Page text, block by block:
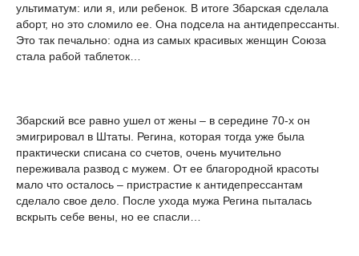
ультиматум: или я, или ребенок. В итоге Збарская сделала
аборт, но это сломило ее. Она подсела на антидепрессанты.
Это так печально: одна из самых красивых женщин Союза
стала рабой таблеток…
Збарский все равно ушел от жены – в середине 70-х он
эмигрировал в Штаты. Регина, которая тогда уже была
практически списана со счетов, очень мучительно
переживала развод с мужем. От ее благородной красоты
мало что осталось – пристрастие к антидепрессантам
сделало свое дело. После ухода мужа Регина пыталась
вскрыть себе вены, но ее спасли…